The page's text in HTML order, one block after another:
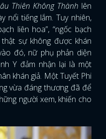
Thiên Không Thành lên
nổi tiếng lắm. Tuy nhiên,
liên hoa”, “ngốc bạch
sự không được khán
đó, nữ phụ phản diện
Y đảm nhận lại là một
khán giả. Một Tuyết Phi
vừa đáng thương đã để
người xem, khiến cho